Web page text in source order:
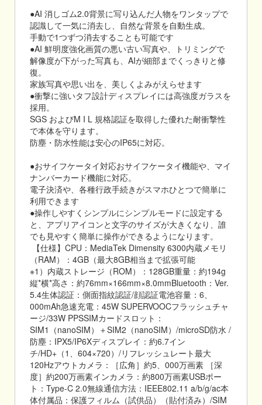
●AI 消しゴム2.0背景に写り込んだ人物をワンタップで
認識して一気に消去し、自然な背景を自動生成。
手動で1つずつ消去することも可能です
●AI 鮮明度強化画質の悪い古い写真や、トリミングで
解像度が下がった写真も、AIが細部までくっきりと修
復。
家族写真や思い出を、美しくよみがえらせます
●衝撃に強いタフ設計ディスプレイには高強度ガラスを
採用。
SGS およびM I L 規格認証を取得した優れた耐衝撃性
で本体を守ります。
防塵・防水性能は安心のIP65に対応。
●おサイフケータイ対応おサイフケータイ機能や、マイ
ナンバーカード機能に対応。
電子決済や、各種行政手続きがスマホひとつで簡単に
利用できます
●操作しやすくシンプルにシンプルモードに設定する
と、アプリアイコンと文字のサイズが大きくなり、誰
でも見やすく簡単に操作ができるようになります。
【仕様】CPU：MediaTek Dimensity 6300内蔵メモリ
（RAM）：4GB（最大8GB相当まで拡張可能
※1）内蔵ストレージ（ROM）：128GB重量：約194g
縦*横*高さ：約76mm×166mm×8.0mmBluetooth：Ver.
5.4生体認証：側面指紋認証/顔認証電池容量：6、
000mAh急速充電：45W SUPERVOOCフラッシュチャ
ージ/33W PPSSIMカードスロット：
SIM1（nanoSIM）＋SIM2（nanoSIM）/microSD防水 /
防塵：IPX5/IP6Xディスプレイ：約6.7イン
チ/HD+（1、604×720）/リフレッシュレート最大
120Hzアウトカメラ：［広角］約5、000万画素 ［深
度］約200万画素インカメラ：約800万画素USBポー
ト：Type-C 2.0無線通信方法：IEEE802.11 a/b/g/ac本
体付属品：保護フィルム（試供品）（貼付済み）/SIM